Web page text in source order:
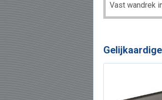
Vast wandrek